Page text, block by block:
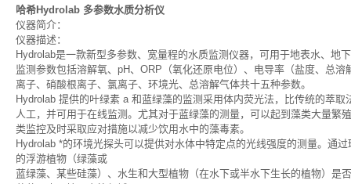
哈希Hydrolab 多参数水质分析仪
仪器简介：
仪器描述：
Hydrolab是一款新型多参数、宽量程的水质监测仪器，可用于地表水、
监测参数包括溶解氧、pH、ORP（氧化还原电位）、电导率（盐度、总
离子、硝酸根离子、氯离子、环境光、总溶解气体共十五种参数。
Hydrolab 提供的叶绿素 a 和蓝绿藻的监测采用体内荧光法，比传统的萃
人工，并可用于在线监测。尤其对于蓝绿藻的测量，可以起到藻类大量
类监控及时采取应对措施以减少饮用水中的藻毒素。
Hydrolab *的环境光探头可以提供对水体中特定点的光线强度的测量。通
的浮游植物（绿藻或
蓝绿藻、某些硅藻）、水生和大型植物（在水下或半水下生长的植物）